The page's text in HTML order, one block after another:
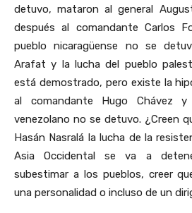
detuvo, mataron al general
después al comandante Carlos
pueblo nicaragüense no se
Arafat y la lucha del pueblo
está demostrado, pero existe la
al comandante Hugo Chávez
venezolano no se detuvo. ¿Creen
Hasán Nasralá la lucha de la
Asia Occidental se va a
subestimar a los pueblos, creer
una personalidad o incluso de un